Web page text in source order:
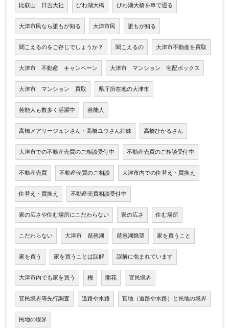
比叡山 日吉大社 びわ湖大橋 びわ湖大橋を車で通る
大津市民なら誰もが知る 大津市民 誰もが知る
聞こえるのをご存じでしょうか？ 聞こえるの 大津市不動産を買取
大津市 不動産 キャンペーン 大津市 マンション 宅配ボックス
大津市 マンション 買取 県庁所在地の大津市
芸能人も数多く活躍中 芸能人
高橋メアリージュンさん・高橋ユウさん姉妹 高橋ひかるさん
大津市での不動産売買のご相談受付中 不動産売買のご相談受付中
不動産売買 不動産売買のご相談 大津市内での住替え・買換え
住替え・買換え 不動産売買相談受付中
家の広さや住む場所にこだわらない 家の広さ 住む場所
こだわらない 大津市 琵琶湖 琵琶湖眺望 家を買うこと
家を買う 家を買うことは誤解 誤解に包まれています
大津市内でも家を買う 梅 開花 官民境界
官民境界等先行調査 道路や水路 官地（道路や水路）と民地の境界
民地の境界